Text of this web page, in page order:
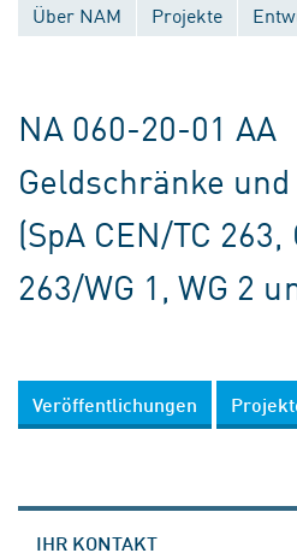
Über NAM Projekte
NA 060-20-01 AA
Geldschränke
(SpA CEN/TC 263,
263/WG 1, WG 2
Veröffentlichungen
IHR KONTAKT